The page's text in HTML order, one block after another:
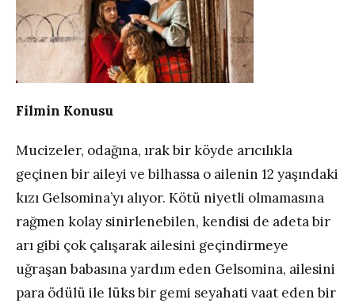
Filmin Konusu
Mucizeler, odağına, ırak bir köyde arıcılıkla
geçinen bir aileyi ve bilhassa o ailenin 12 yaşındaki
kızı Gelsomina’yı alıyor. Kötü niyetli olmamasına
rağmen kolay sinirlenebilen, kendisi de adeta bir
arı gibi çok çalışarak ailesini geçindirmeye
uğraşan babasına yardım eden Gelsomina, ailesini
para ödülü ile lüks bir gemi seyahati vaat eden bir